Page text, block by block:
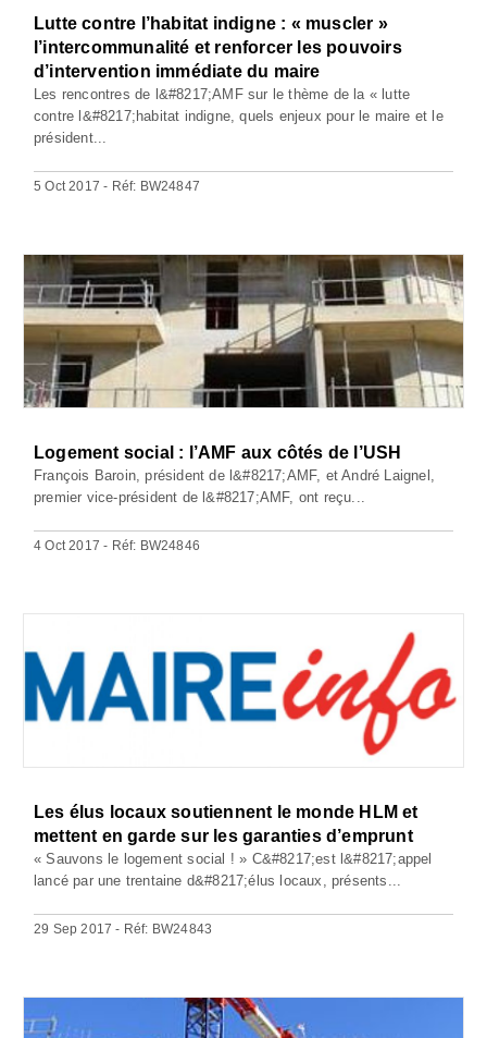
Lutte contre l’habitat indigne : « muscler »
l’intercommunalité et renforcer les pouvoirs
d’intervention immédiate du maire
Les rencontres de l&#8217;AMF sur le thème de la « lutte
contre l&#8217;habitat indigne, quels enjeux pour le maire et le
président...
5 Oct 2017 - Réf: BW24847
Logement social : l’AMF aux côtés de l’USH
François Baroin, président de l&#8217;AMF, et André Laignel,
premier vice-président de l&#8217;AMF, ont reçu...
4 Oct 2017 - Réf: BW24846
Les élus locaux soutiennent le monde HLM et
mettent en garde sur les garanties d’emprunt
« Sauvons le logement social ! » C&#8217;est l&#8217;appel
lancé par une trentaine d&#8217;élus locaux, présents...
29 Sep 2017 - Réf: BW24843